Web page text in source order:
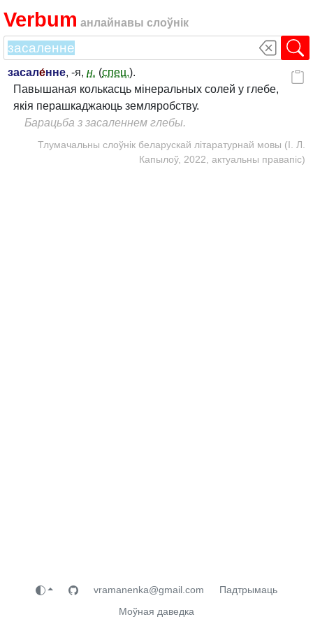
Verbum анлайнавы слоўнік
засале́нне, -я, н. (спец.).
Павышаная колькасць мінеральных солей у глебе,
якія перашкаджаюць земляробству.
Барацьба з засаленнем глебы.
Тлумачальны слоўнік беларускай літаратурнай мовы (І. Л.
Капылоў, 2022, актуальны правапіс)
vramanenka@gmail.com
Падтрымаць
Моўная даведка